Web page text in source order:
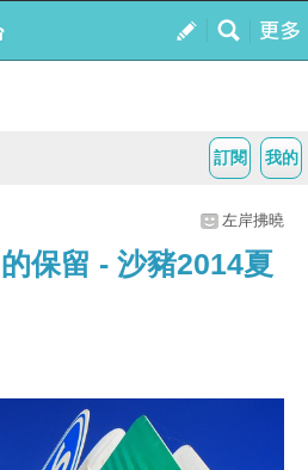
我的
訂閱
左岸拂曉
保留 - 沙豬2014夏